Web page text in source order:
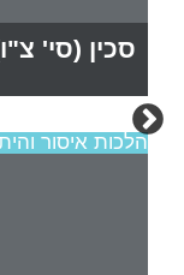
סכין (סי'
הלכות איסור